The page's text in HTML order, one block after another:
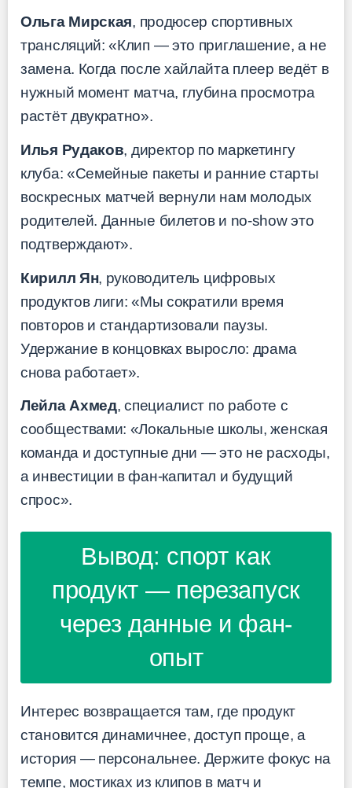
Ольга Мирская, продюсер спортивных
трансляций: «Клип — это приглашение, а не
замена. Когда после хайлайта плеер ведёт в
нужный момент матча, глубина просмотра
растёт двукратно».
Илья Рудаков, директор по маркетингу
клуба: «Семейные пакеты и ранние старты
воскресных матчей вернули нам молодых
родителей. Данные билетов и no-show это
подтверждают».
Кирилл Ян, руководитель цифровых
продуктов лиги: «Мы сократили время
повторов и стандартизовали паузы.
Удержание в концовках выросло: драма
снова работает».
Лейла Ахмед, специалист по работе с
сообществами: «Локальные школы, женская
команда и доступные дни — это не расходы,
а инвестиции в фан-капитал и будущий
спрос».
Вывод: спорт как
продукт — перезапуск
через данные и фан-
опыт
Интерес возвращается там, где продукт
становится динамичнее, доступ проще, а
история — персональнее. Держите фокус на
темпе, мостиках из клипов в матч и